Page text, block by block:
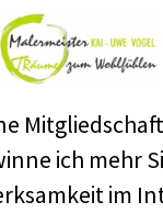
ich mehr
im